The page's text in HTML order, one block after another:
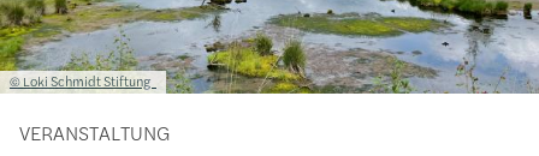
Lizenzinformationen einschließlich Urheberrecht
© Loki Schmidt Stiftung
VERANSTALTUNG